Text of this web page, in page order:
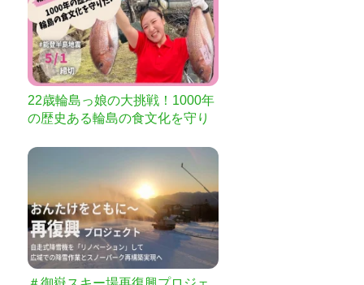
22歳輪島っ娘の大挑戦！1000年
の歴史ある輪島の食文化を守り